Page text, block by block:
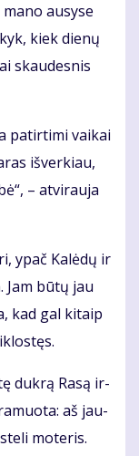
au­sy­se
kiek die­nų
skau­des­nis
pa­tir­ti­mi vai­kai
iš­ver­kiau,
– at­vi­rau­ja
ypač Ka­lė­dų ir
bū­tų jau
kad gal ki­taip
duk­rą Ra­są ir­
aš jau­
mo­te­ris.